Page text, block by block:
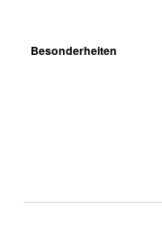
Besonderheiten